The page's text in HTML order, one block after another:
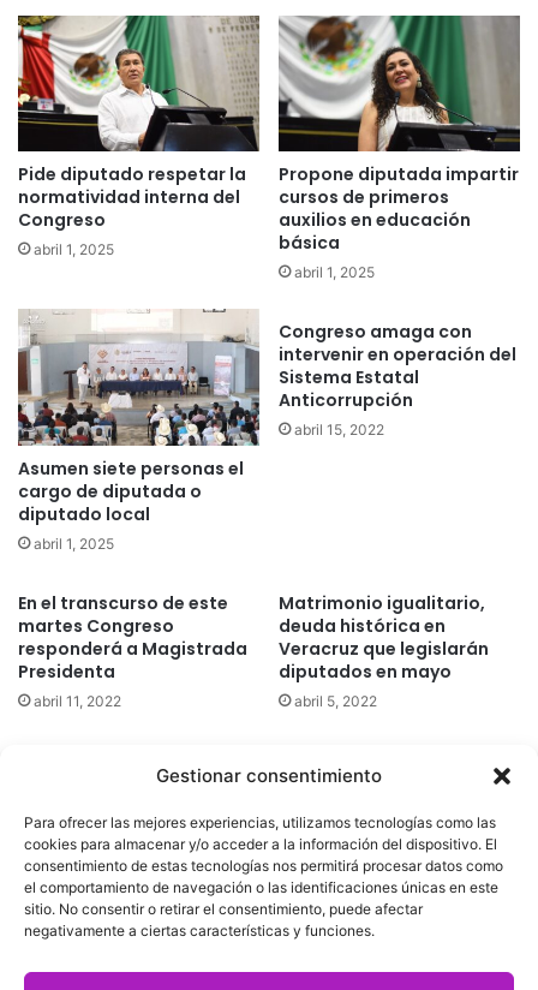
Gestionar consentimiento
Para ofrecer las mejores experiencias, utilizamos tecnologías como las
cookies para almacenar y/o acceder a la información del dispositivo. El
consentimiento de estas tecnologías nos permitirá procesar datos como
el comportamiento de navegación o las identificaciones únicas en este
sitio. No consentir o retirar el consentimiento, puede afectar
negativamente a ciertas características y funciones.
Pide diputado respetar la
normatividad interna del
Congreso
abril 1, 2025
Propone diputada impartir
cursos de primeros
auxilios en educación
básica
abril 1, 2025
Asumen siete personas el
cargo de diputada o
diputado local
abril 1, 2025
Congreso amaga con
intervenir en operación del
Sistema Estatal
Anticorrupción
abril 15, 2022
En el transcurso de este
martes Congreso
responderá a Magistrada
Presidenta
abril 11, 2022
Matrimonio igualitario,
deuda histórica en
Veracruz que legislarán
diputados en mayo
abril 5, 2022
derechos reservados
|Aviso de Privacidad|Política de Cookies|Defensoría de la
Audiencia|
Facebook
X YouTube